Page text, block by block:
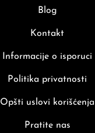
Blog
Kontakt
Informacije o isporuci
Politika privatnosti
Opšti uslovi korišćenja
Pratite nas